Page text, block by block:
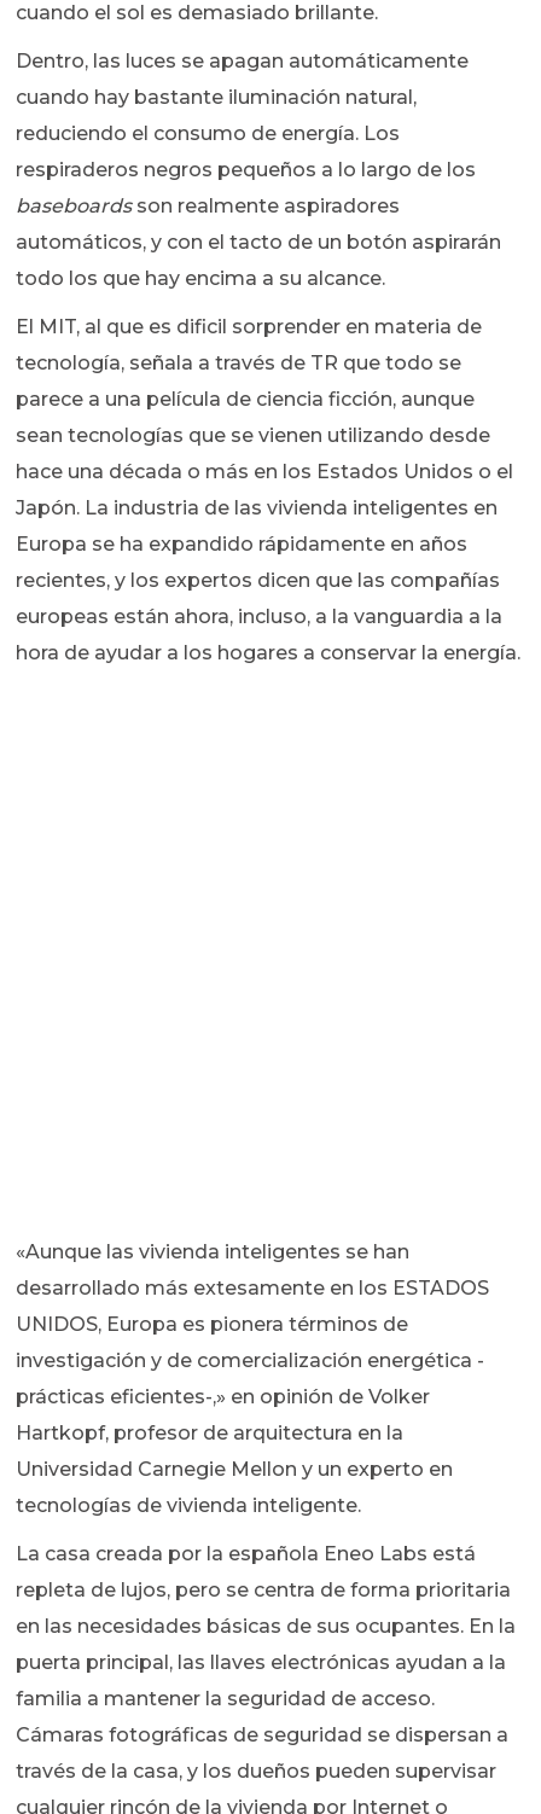
cuando el sol es demasiado brillante.
Dentro, las luces se apagan automáticamente
cuando hay bastante iluminación natural,
reduciendo el consumo de energía. Los
respiraderos negros pequeños a lo largo de los
baseboardsson realmente aspiradores
automáticos, y con el tacto de un botón aspirarán
todo los que hay encima a su alcance.
El MIT, al que es dificil sorprender en materia de
tecnología, señala a través de TR que todo se
parece a una película de ciencia ficción, aunque
sean tecnologías que se vienen utilizando desde
hace una década o más en los Estados Unidos o el
Japón. La industria de las vivienda inteligentes en
Europa se ha expandido rápidamente en años
recientes, y los expertos dicen que las compañías
europeas están ahora, incluso, a la vanguardia a la
hora de ayudar a los hogares a conservar la energía.
«Aunque las vivienda inteligentes se han
desarrollado más extesamente en los ESTADOS
UNIDOS, Europa es pionera términos de
investigación y de comercialización energética -
prácticas eficientes-,» en opinión de Volker
Hartkopf, profesor de arquitectura en la
Universidad Carnegie Mellon y un experto en
tecnologías de vivienda inteligente.
La casa creada por la española Eneo Labs está
repleta de lujos, pero se centra de forma prioritaria
en las necesidades básicas de sus ocupantes. En la
puerta principal, las llaves electrónicas ayudan a la
familia a mantener la seguridad de acceso.
Cámaras fotográficas de seguridad se dispersan a
través de la casa, y los dueños pueden supervisar
cualquier rincón de la vivienda por Internet o